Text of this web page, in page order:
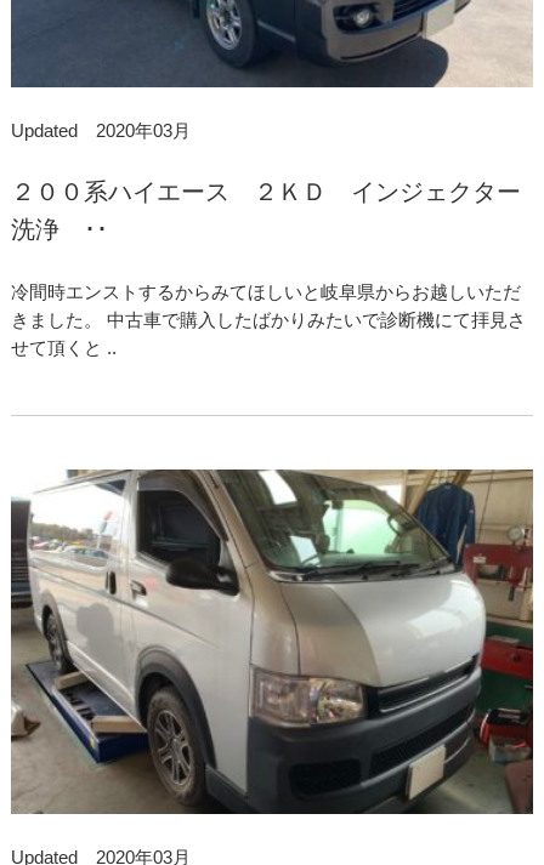
Updated 2020年03月
２００系ハイエース ２ＫＤ インジェクター
洗浄 ･･
冷間時エンストするからみてほしいと岐阜県からお越しいただ
きました。 中古車で購入したばかりみたいで診断機にて拝見さ
せて頂くと ..
Updated 2020年03月